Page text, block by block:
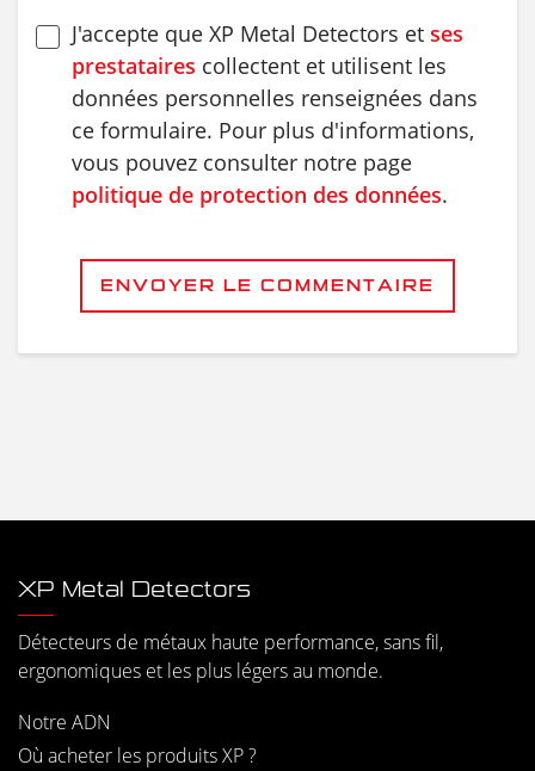
J'accepte que XP Metal Detectors et ses
prestataires collectent et utilisent les
données personnelles renseignées dans
ce formulaire. Pour plus d'informations,
vous pouvez consulter notre page
politique de protection des données.
ENVOYER LE COMMENTAIRE
XP Metal Detectors
Détecteurs de métaux haute performance, sans fil,
ergonomiques et les plus légers au monde.
Notre ADN
Où acheter les produits XP ?